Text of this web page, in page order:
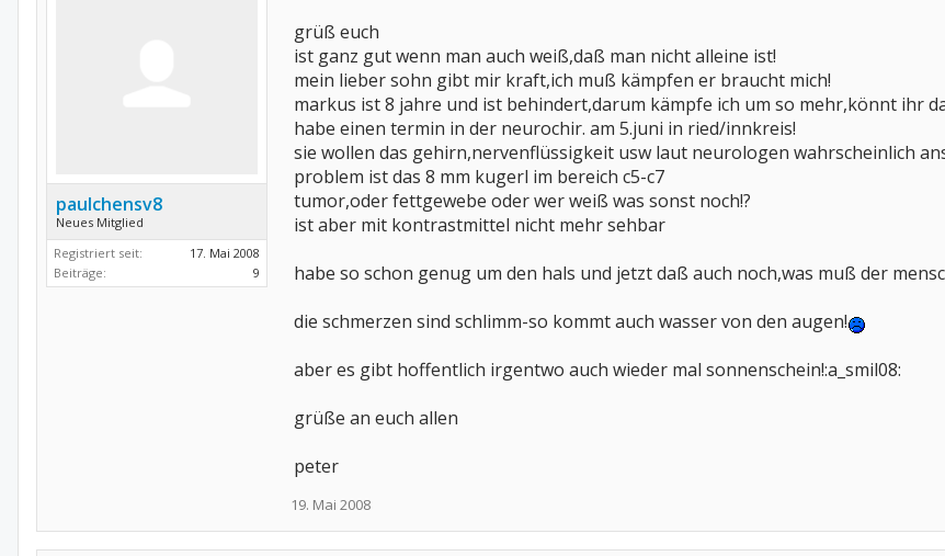
paulchensv8
Neues Mitglied
Registriert seit:
17. Mai 2008
Beiträge:
9
grüß euch
ist ganz gut wenn man auch weiß,daß man nicht alleine ist!
mein lieber sohn gibt mir kraft,ich muß kämpfen er braucht mich!
markus ist 8 jahre und ist behindert,darum kämpfe ich um so mehr,könnt ihr
habe einen termin in der neurochir. am 5.juni in ried/innkreis!
sie wollen das gehirn,nervenflüssigkeit usw laut neurologen wahrscheinlich
problem ist das 8 mm kugerl im bereich c5-c7
tumor,oder fettgewebe oder wer weiß was sonst noch!?
ist aber mit kontrastmittel nicht mehr sehbar
habe so schon genug um den hals und jetzt daß auch noch,was muß der
die schmerzen sind schlimm-so kommt auch wasser von den augen!
aber es gibt hoffentlich irgentwo auch wieder mal sonnenschein!:a_smil08:
grüße an euch allen
peter
19. Mai 2008